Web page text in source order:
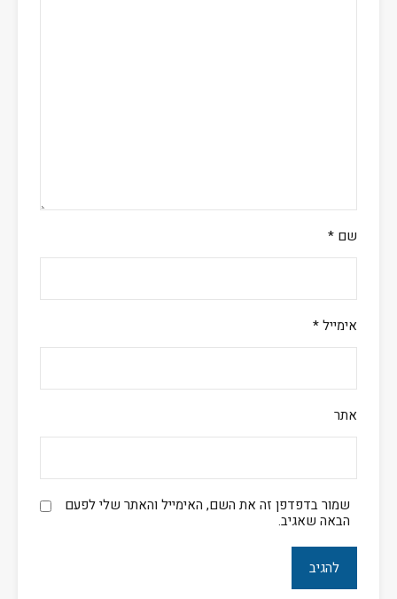
שם *
אימייל*
אתר
שמור בדפדפן זה את השם, האימייל והאתר שלי לפעם
הבאה שאגיב.